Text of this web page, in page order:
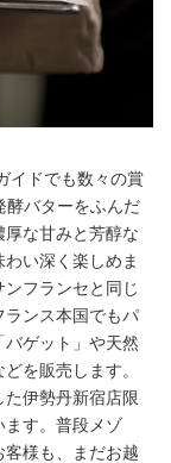
イドでも数々の賞
酵バターをふんだ
厚な甘みと芳醇な
い深く楽しめま
フランセと同じ
ランス本国でもパ
バゲット」や天然
を販売します。
た伊勢丹新宿店限
ます。普段メゾ
客様も、まだお越